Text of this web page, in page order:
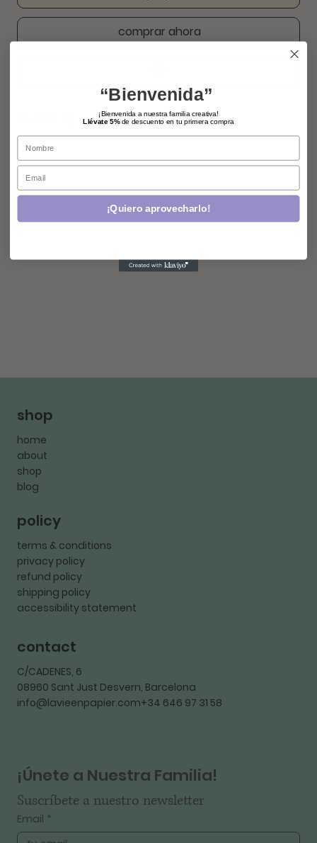
comprar ahora
shop
home
about
shop
blog
policy
terms & conditions
privacy policy
refund policy
shipping policy
accessibility statement
contact
C/CADENES, 6
08960 Sant Just Desvern, Barcelona
info@lavieenpapier.com+34 646 97 31 58
¡Únete a Nuestra Familia!
Suscríbete a nuestro newsletter
Email *
“Bienvenida”
¡Bienvenida a nuestra familia creativa!
Llévate 5%de descuento en tu primera compra
Name
Email
¡Quiero aprovecharlo!